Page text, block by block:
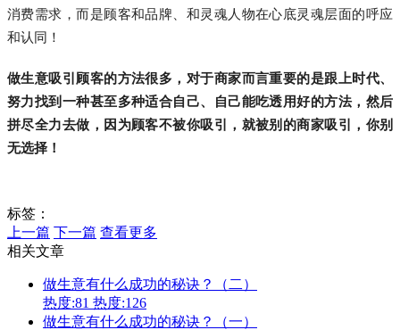
消费需求，而是顾客和品牌、和灵魂人物在心底灵魂层面的呼应
和认同！
做生意吸引顾客的方法很多，对于商家而言重要的是跟上时代、
努力找到一种甚至多种适合自己、自己能吃透用好的方法，然后
拼尽全力去做，因为顾客不被你吸引，就被别的商家吸引，你别
无选择！
标签：
上一篇 下一篇 查看更多
相关文章
做生意有什么成功的秘诀？（二）
热度:81 热度:126
做生意有什么成功的秘诀？（一）